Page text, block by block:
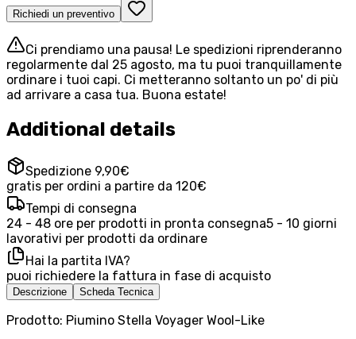
Richiedi un preventivo
Ci prendiamo una pausa! Le spedizioni riprenderanno
regolarmente dal 25 agosto, ma tu puoi tranquillamente
ordinare i tuoi capi. Ci metteranno soltanto un po' di più
ad arrivare a casa tua. Buona estate!
Additional details
Spedizione 9,90€
gratis per ordini a partire da 120€
Tempi di consegna
24 - 48 ore per prodotti in pronta consegna5 - 10 giorni
lavorativi per prodotti da ordinare
Hai la partita IVA?
puoi richiedere la fattura in fase di acquisto
Descrizione Scheda Tecnica
Prodotto: Piumino Stella Voyager Wool-Like